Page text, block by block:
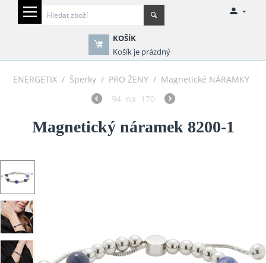
KOŠÍK
Košík je prázdný
ENERGETIX / Šperky / PRO ŽENY / Magnetické NÁRAMKY
94 na 170
Magnetický náramek 8200-1